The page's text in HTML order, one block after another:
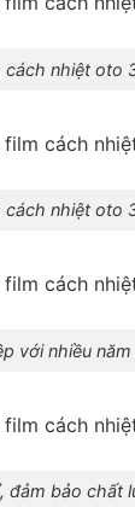
nhiệt oto
nhiệt oto
với nhiều
đảm bảo chất